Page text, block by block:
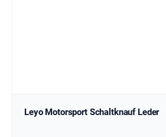
Leyo Motorsport Schaltknauf Leder